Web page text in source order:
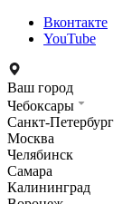
Вконтакте
YouTube
Ваш город
Чебоксары
Санкт-Петербург
Москва
Челябинск
Самара
Калининград